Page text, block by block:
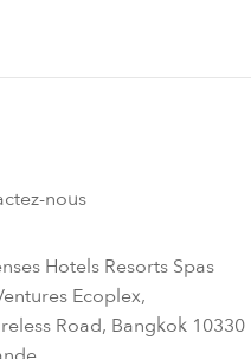
nous
Hotels Resorts Spas
Ecoplex,
Road, Bangkok 10330